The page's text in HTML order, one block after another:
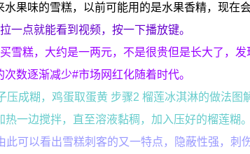
果味的雪糕，以前可能用的是水果香精，现在
一点就能看到视频，按一下播放键。
雪糕，大约是一两元，不是很贵但是长大了，发
数逐渐减少#市场网红化随着时代。
成糊，鸡蛋取蛋黄 步骤2 榴莲冰淇淋的做法图
一边搅拌，直至溶液黏稠，加入压好的榴莲糊
可以看出雪糕刺客的又一特点，隐蔽性强，刺